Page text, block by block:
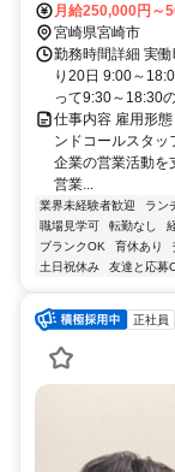
月給250,000円～
宮崎県宮崎市
勤務時間詳細 実
り20日 9:00～
って9:30～18:30
仕事内容 雇用形
ンドコールスタ
企業の営業活動を
営業...
業界未経験者歓迎 ラン
職場見学可
転勤なし
ブランクOK
育休あり
土日祝休み
友達と応募
正社員